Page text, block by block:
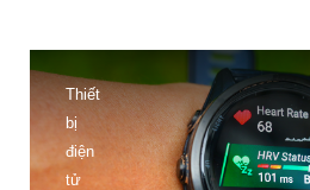
Thiết
bị
điện
tử